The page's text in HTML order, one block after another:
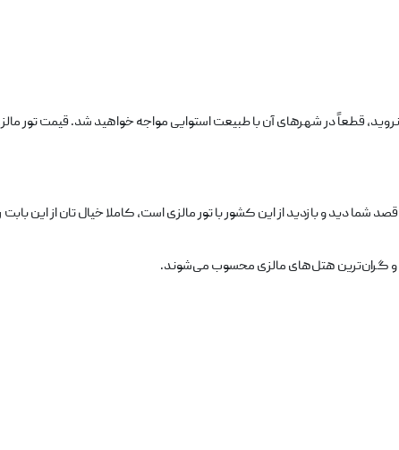
قطعاً در شهرهای آن با طبیعت استوایی مواجه خواهید شد. قیمت تور
دید و بازدید از این کشور با تور مالزی است، کاملا خیال تان از این
و گران‌ترین هتل‌های مالزی محسوب می‌شوند.